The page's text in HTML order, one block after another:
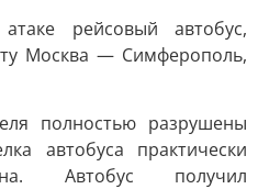
рейсовый автобус,
Москва — Симферополь,
полностью разрушены
автобуса практически
Автобус получил